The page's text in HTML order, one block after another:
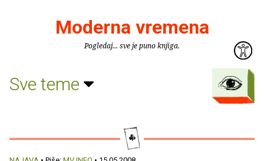
Moderna vremena
Pogledaj... sve je puno knjiga.
Sve teme